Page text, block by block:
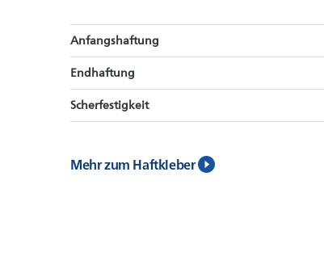
Anfangshaftung
Endhaftung
Scherfestigkeit
Mehr zum Haftkleber